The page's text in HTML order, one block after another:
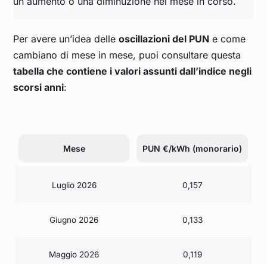
Per avere un’idea delleoscillazioni del PUN e come
cambiano di mese in mese, puoi consultare questa
tabella che contiene i valori assunti dall’indice negli
scorsi anni:
Mese PUN €/kWh (monorario)
Luglio 2026 0,157
Giugno 2026 0,133
Maggio 2026 0,119